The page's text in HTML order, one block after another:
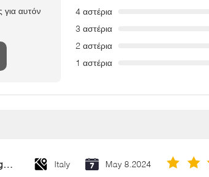
για αυτόν
4 αστέρια
3 αστέρια
2 αστέρια
1 αστέρια
Cold Galvanizing Zinc Spray Paint 400ml Italy May 8.2024